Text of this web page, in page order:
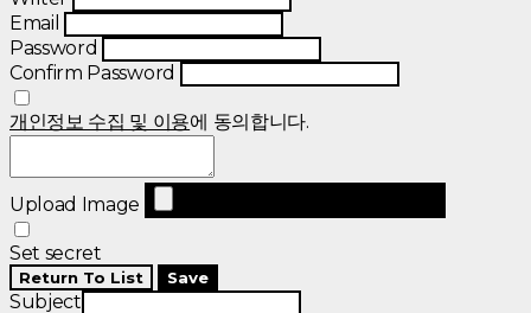
Email
Password
Confirm Password
개인정보 수집 및 이용에 동의합니다.
Upload Image
Set secret
Return To List Save
Subject